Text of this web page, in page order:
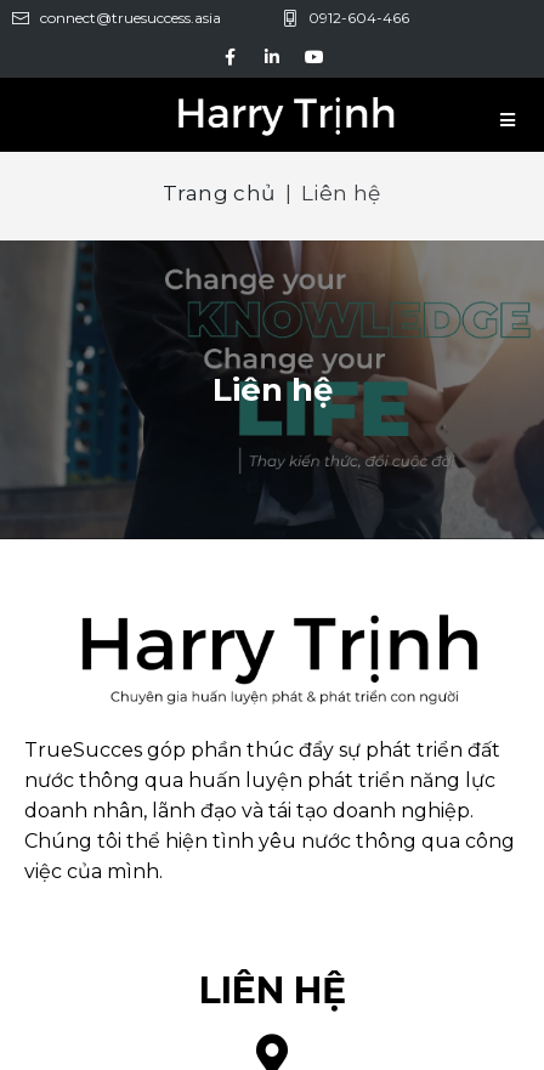
connect@truesuccess.asia 0912-604-466
Trang chủ Liên hệ
Liên hệ
TrueSucces góp phần thúc đẩy sự phát triển đất
nước thông qua huấn luyện phát triển năng lực
doanh nhân, lãnh đạo và tái tạo doanh nghiệp.
Chúng tôi thể hiện tình yêu nước thông qua công
việc của mình.
LIÊN HỆ